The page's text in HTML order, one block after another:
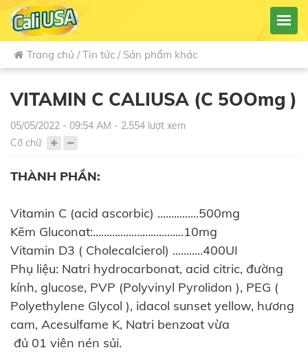
Trang chủ /Tin tức / Sản phẩm khác
VITAMIN C CALIUSA (C 5OOmg )
05/05/2022 - 09:54 AM - 2.554 lượt xem
Cỡ chữ
THÀNH PHẦN:
Vitamin C (acid ascorbic) ...............500mg
Kẽm Gluconat:.................................10mg
Vitamin D3 ( Cholecalcierol) ...........400UI
Phụ liệu: Natri hydrocarbonat, acid citric, đường
kính, glucose, PVP (Polyvinyl Pyrolidon ), PEG (
Polyethylene Glycol ), idacol sunset yellow, hương
cam, Acesulfame K, Natri benzoat vừa
đủ 01 viên nén sủi.